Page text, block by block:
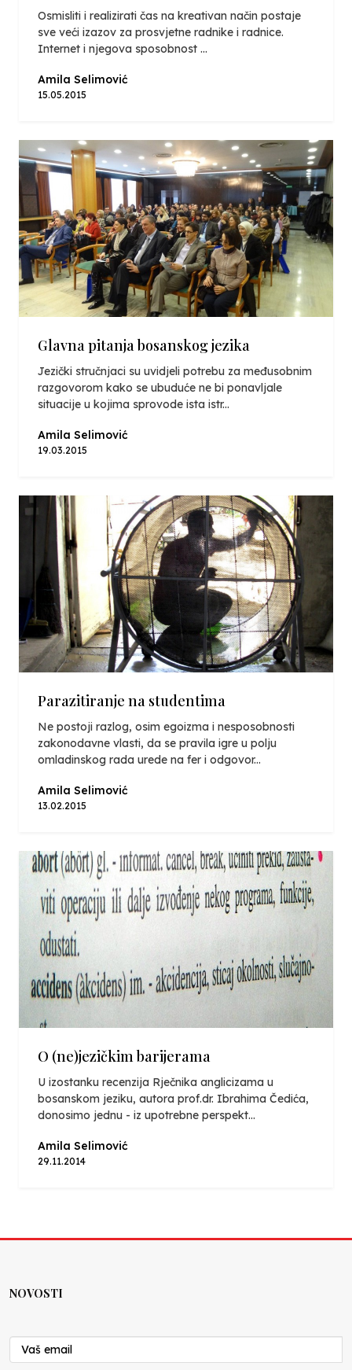
Osmisliti i realizirati čas na kreativan način postaje
sve veći izazov za prosvjetne radnike i radnice.
Internet i njegova sposobnost ...
Amila Selimović
15.05.2015
Glavna pitanja bosanskog jezika
Jezički stručnjaci su uvidjeli potrebu za međusobnim
razgovorom kako se ubuduće ne bi ponavljale
situacije u kojima sprovode ista istr...
Amila Selimović
19.03.2015
Parazitiranje na studentima
Ne postoji razlog, osim egoizma i nesposobnosti
zakonodavne vlasti, da se pravila igre u polju
omladinskog rada urede na fer i odgovor...
Amila Selimović
13.02.2015
O (ne)jezičkim barijerama
U izostanku recenzija Rječnika anglicizama u
bosanskom jeziku, autora prof.dr. Ibrahima Čedića,
donosimo jednu - iz upotrebne perspekt...
Amila Selimović
29.11.2014
NOVOSTI